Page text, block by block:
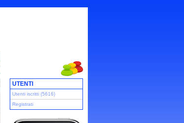
UTENTI
Utenti iscritti (5616)
Registrati